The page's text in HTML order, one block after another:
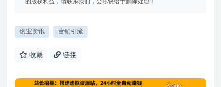
的版权利益，请联系我们，会尽快给予删除处理！
创业资讯 营销引流
收藏 链接